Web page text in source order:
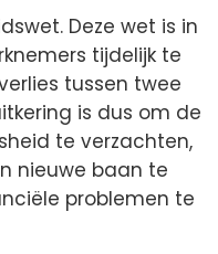
Deze wet is in
tijdelijk te
tussen twee
is dus om de
te verzachten,
nieuwe baan te
problemen te